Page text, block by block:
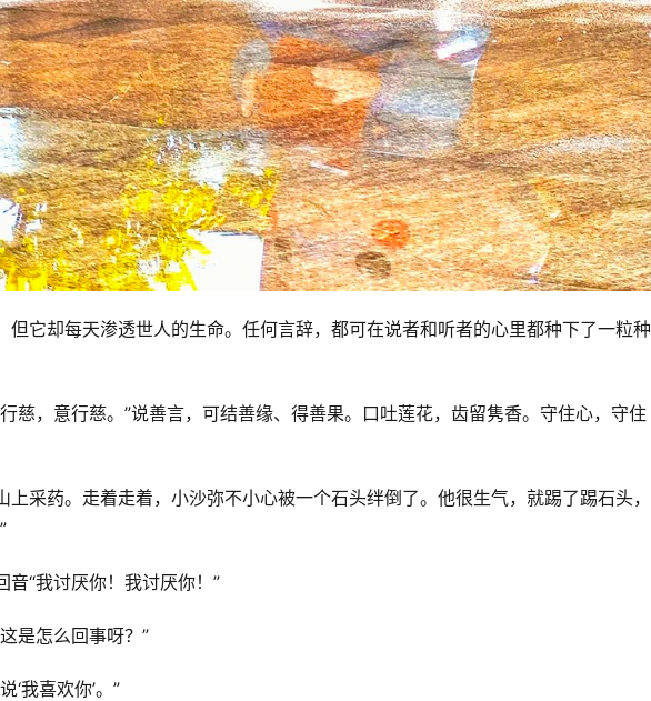
但它却每天渗透世人的生命。任何言辞，都可在说者和听者的心里都种下了一粒种
慈，意行慈。”说善言，可结善缘、得善果。口吐莲花，齿留隽香。守住心，守住
采药。走着走着，小沙弥不小心被一个石头绊倒了。他很生气，就踢了踢石头，
“我讨厌你！我讨厌你！”
是怎么回事呀？”
‘我喜欢你’。”